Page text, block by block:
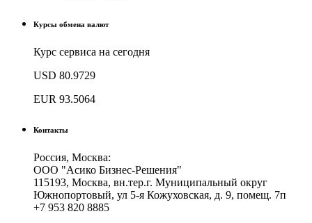
Курсы обмена валют
Курс сервиса на сегодня
USD 80.9729
EUR 93.5064
Контакты
Россия, Москва:
ООО "Асико Бизнес-Решения"
115193, Москва, вн.тер.г. Муниципальный округ
Южнопортовый, ул 5-я Кожуховская, д. 9, помещ. 7п
+7 953 820 8885